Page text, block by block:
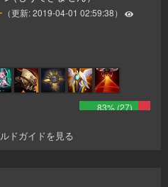
（更新:2019-04-01 02:59:38）
83% (27)
ドガイドを見る